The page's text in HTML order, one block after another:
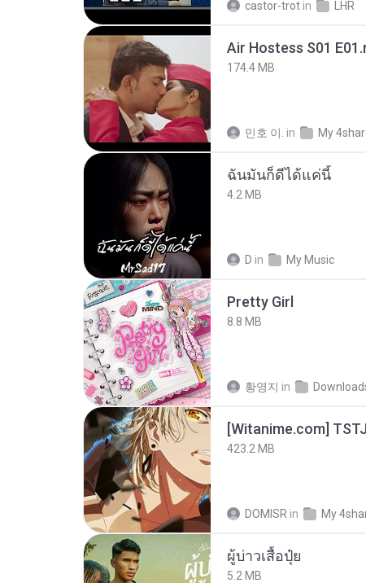
castor-trot in LHR
Air Hostess S01
174.4 MB
민호 이. in My
ฉันมันก็ดีได้แค่นี้
4.2 MB
D in My Music
Pretty Girl
8.8 MB
황영지 in
423.2 MB
DOMISR in My
ผู้บ่าวเสื้อปุ๋ย
5.2 MB